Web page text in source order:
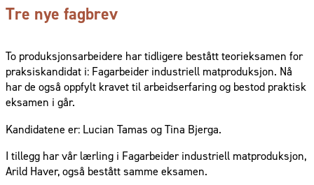
Tre nye fagbrev
To produksjonsarbeidere har tidligere bestått teorieksamen for
praksiskandidat i: Fagarbeider industriell matproduksjon. Nå
har de også oppfylt kravet til arbeidserfaring og bestod praktisk
eksamen i går.
Kandidatene er: Lucian Tamas og Tina Bjerga.
I tillegg har vår lærling i Fagarbeider industriell matproduksjon,
Arild Haver, også bestått samme eksamen.